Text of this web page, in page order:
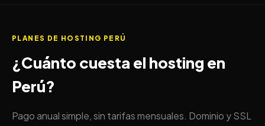
PLANES DE HOSTING PERÚ
¿Cuánto cuesta el hosting en
Perú?
Pago anual simple, sin tarifas mensuales. Dominio y SSL